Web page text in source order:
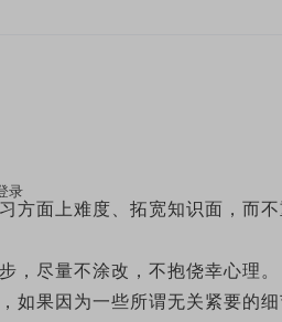
录
方面上难度、拓宽知识面，而
，尽量不涂改，不抱侥幸心理。
如果因为一些所谓无关紧要的